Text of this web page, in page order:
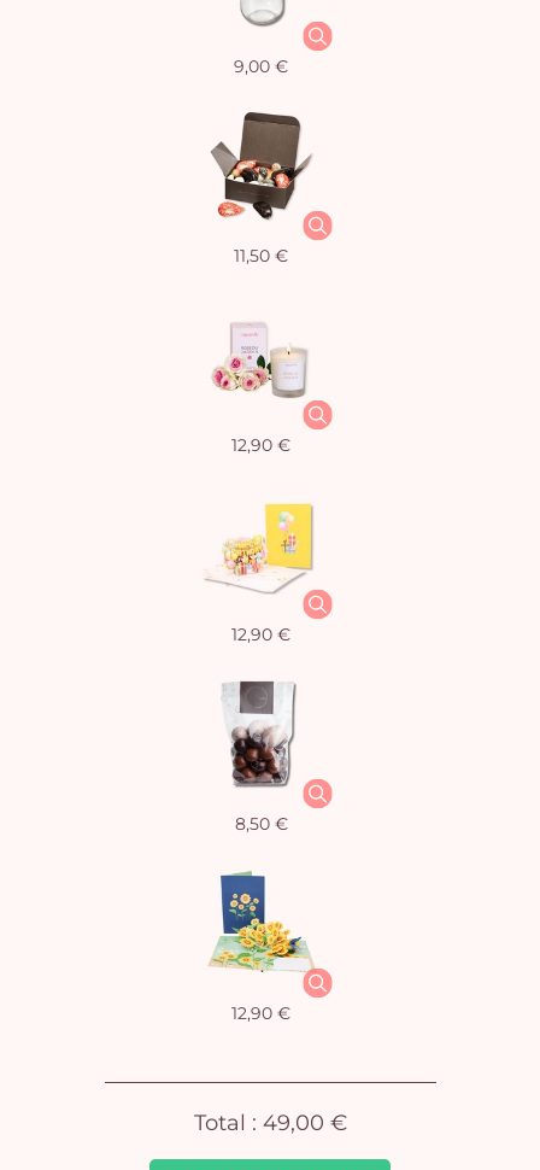
9,00 €
11,50 €
12,90 €
12,90 €
8,50 €
12,90 €
Total : 49,00 €